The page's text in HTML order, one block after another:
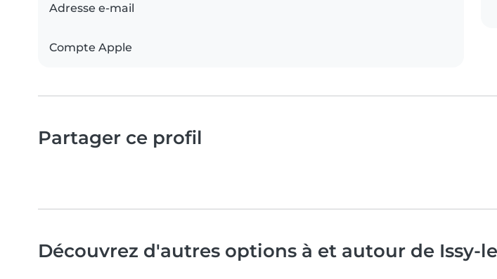
Adresse e-mail
Compte Apple
Partager ce profil
Découvrez d'autres options à et autour de Issy-